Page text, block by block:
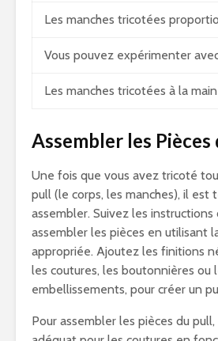
Les manches tricotées
Vous pouvez expérimenter
Les manches tricotées à la
Assembler les Pièces
Une fois que vous avez tricoté
pull (le corps, les manches), il est
assembler. Suivez les
assembler les pièces en utilisant
appropriée. Ajoutez les finitions
les coutures, les boutonnières ou
embellissements, pour créer un
Pour assembler les pièces du